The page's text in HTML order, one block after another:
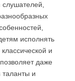
исполнять
и
даже
таланты и